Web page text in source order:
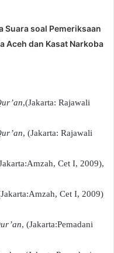
Suara soal Pemeriksaan
Aceh dan Kasat Narkoba
,(Jakarta: Rajawali
, (Jakarta: Rajawali
Cet I, 2009),
Cet I, 2009)
, (Jakarta:Pemadani